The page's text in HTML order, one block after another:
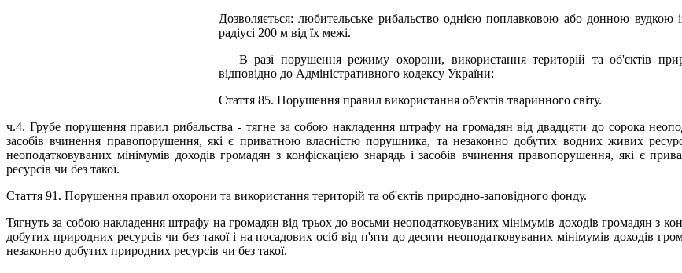
Дозволяється: любительське рибальство однією поплавковою або донною вудкою
радіусі 200 м від їх межі.
В разі порушення режиму охорони, використання територій та об'єктів
відповідно до Адміністративного кодексу України:
Стаття 85. Порушення правил використання об'єктів тваринного світу.
ч.4. Грубе порушення правил рибальства - тягне за собою накладення штрафу на громадян від двадцяти до сорока
засобів вчинення правопорушення, які є приватною власністю порушника, та незаконно добутих водних живих
неоподатковуваних мінімумів доходів громадян з конфіскацією знарядь і засобів вчинення правопорушення, які є
ресурсів чи без такої.
Стаття 91. Порушення правил охорони та використання територій та об'єктів природно-заповідного фонду.
Тягнуть за собою накладення штрафу на громадян від трьох до восьми неоподатковуваних мінімумів доходів громадян з
добутих природних ресурсів чи без такої і на посадових осіб від п'яти до десяти неоподатковуваних мінімумів доходів
незаконно добутих природних ресурсів чи без такої.